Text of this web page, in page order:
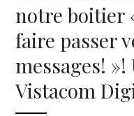
notre boitier
faire passer
messages!
Vistacom